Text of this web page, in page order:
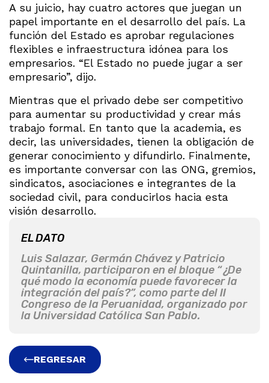
A su juicio, hay cuatro actores que juegan un
papel importante en el desarrollo del país. La
función del Estado es aprobar regulaciones
flexibles e infraestructura idónea para los
empresarios. “El Estado no puede jugar a ser
empresario”, dijo.
Mientras que el privado debe ser competitivo
para aumentar su productividad y crear más
trabajo formal. En tanto que la academia, es
decir, las universidades, tienen la obligación de
generar conocimiento y difundirlo. Finalmente,
es importante conversar con las ONG, gremios,
sindicatos, asociaciones e integrantes de la
sociedad civil, para conducirlos hacia esta
visión desarrollo.
EL DATO
Luis Salazar, Germán Chávez y Patricio
Quintanilla, participaron en el bloque “¿De
qué modo la economía puede favorecer la
integración del país?”, como parte del II
Congreso de la Peruanidad, organizado por
la Universidad Católica San Pablo.
REGRESAR